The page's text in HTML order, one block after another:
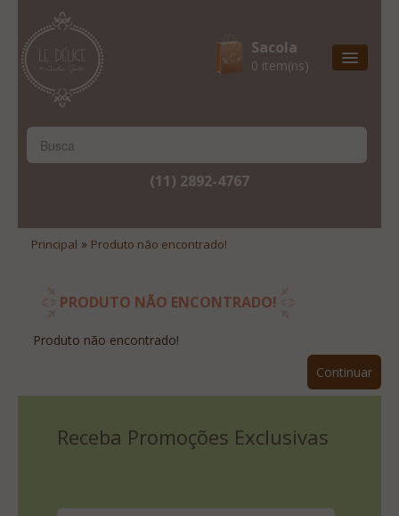
Sacola
0 item(ns)
Natal & 2017
Lista De Desejos
Minha Conta
Site Institucional
Lista De Desejos
(11) 2892-4767
Principal » Produto não encontrado!
PRODUTO NÃO ENCONTRADO!
Produto não encontrado!
Continuar
Receba Promoções Exclusivas